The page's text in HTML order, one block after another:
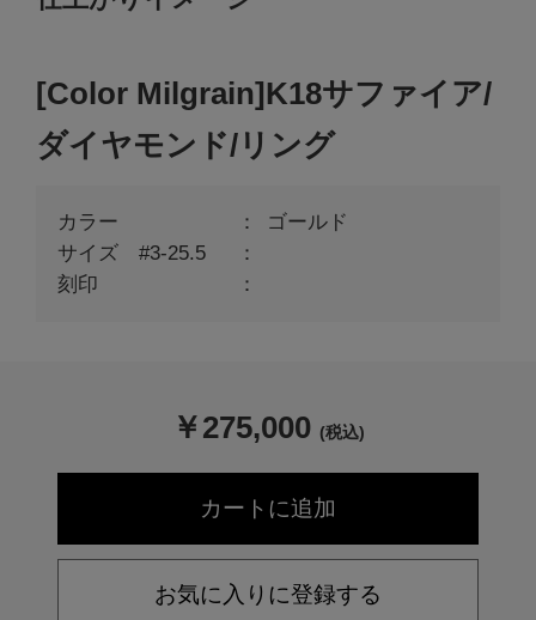
[Color Milgrain]K18サファイア/
ダイヤモンド/リング
カラー
ゴールド
サイズ #3-25.5
刻印
￥275,000 (税込)
お気に入りに登録する